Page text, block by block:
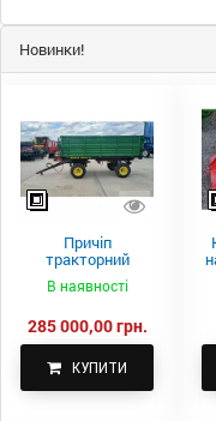
Новинки!
Причіп
тракторний
самоскидний
Spike 2 ПТС-4
В наявності
285 000,00 грн.
КУПИТИ